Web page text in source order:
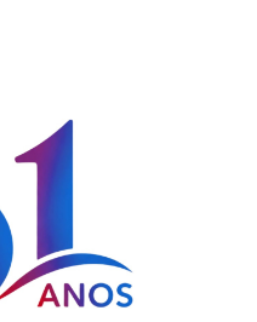
DO ESTADO DE PERNAMBUCO
AVISO DE COTAÇÃO Nº0039/2019